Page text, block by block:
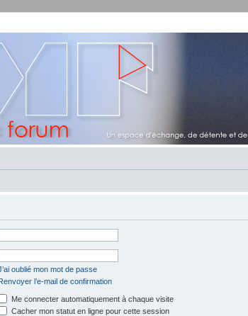
oublié mon mot de passe
l’e-mail de confirmation
Me connecter automatiquement à chaque visite
Cacher mon statut en ligne pour cette session